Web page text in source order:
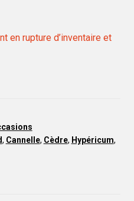
en rupture d’inventaire et
, Cannelle, Cèdre, Hypéricum,